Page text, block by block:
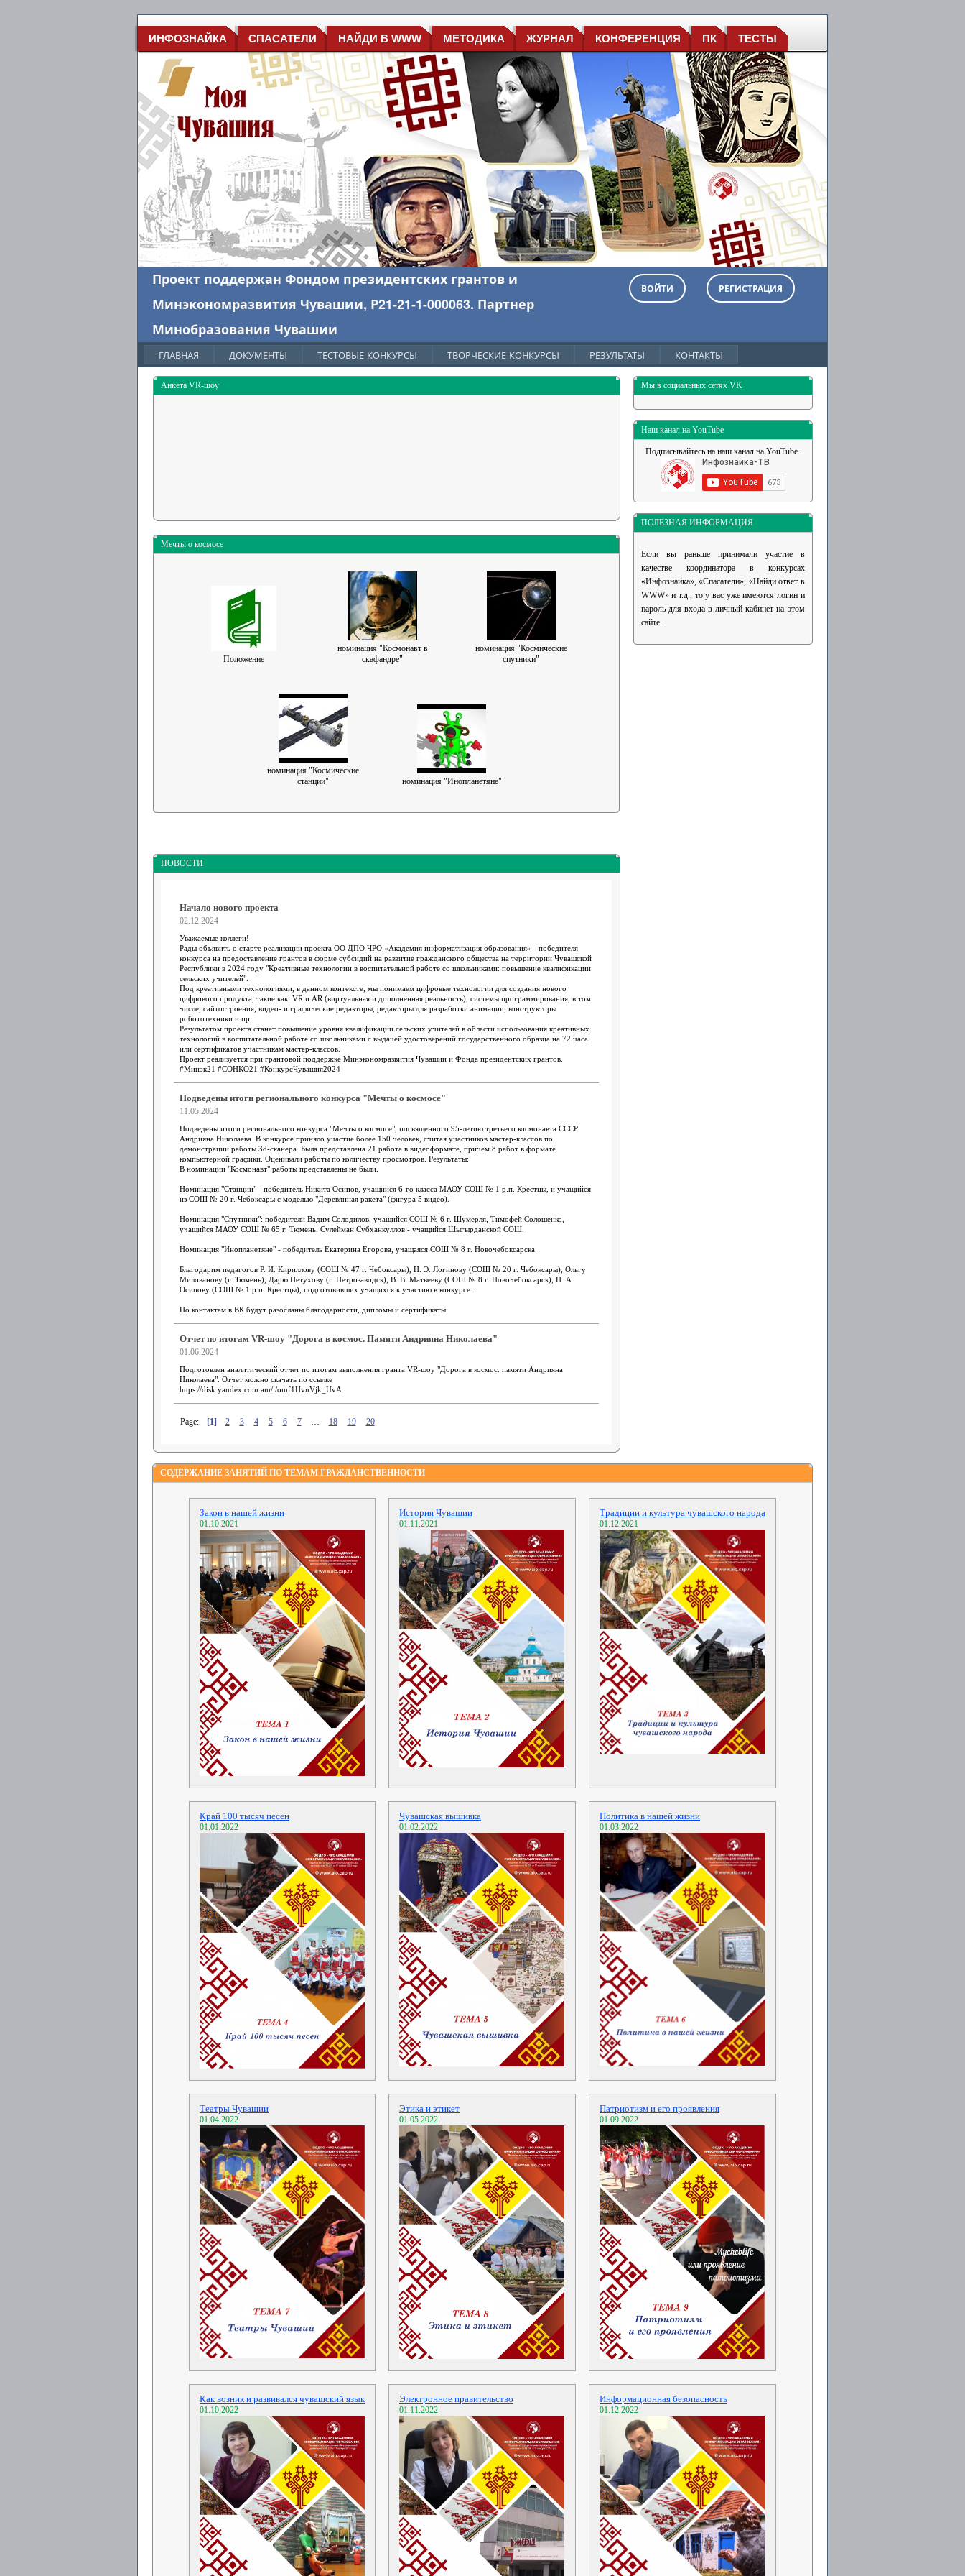
ИНФОЗНАЙКА СПАСАТЕЛИ НАЙДИ В WWW МЕТОДИКА ЖУРНАЛ КОНФЕРЕНЦИЯ ПК ТЕСТЫ
Проект поддержан Фондом президентских грантов и
Минэкономразвития Чувашии, Р21-21-1-000063. Партнер
Минобразования Чувашии
ВОЙТИ РЕГИСТРАЦИЯ
ГЛАВНАЯ ДОКУМЕНТЫ ТЕСТОВЫЕ КОНКУРСЫ ТВОРЧЕСКИЕ КОНКУРСЫ РЕЗУЛЬТАТЫ КОНТАКТЫ
Анкета VR-шоу
Мечты о космосе
Положение
номинация "Космонавт в
скафандре"
номинация "Космические
спутники"
номинация "Космические
станции"
номинация "Инопланетяне"
НОВОСТИ
Начало нового проекта
02.12.2024
Уважаемые коллеги!
Рады объявить о старте реализации проекта ОО ДПО ЧРО «Академия информатизация образования» - победителя
конкурса на предоставление грантов в форме субсидий на развитие гражданского общества на территории Чувашской
Республики в 2024 году "Креативные технологии в воспитательной работе со школьниками: повышение квалификации
сельских учителей".
Под креативными технологиями, в данном контексте, мы понимаем цифровые технологии для создания нового
цифрового продукта, такие как: VR и AR (виртуальная и дополненная реальность), системы программирования, в том
числе, сайтостроения, видео- и графические редакторы, редакторы для разработки анимации, конструкторы
робототехники и пр.
Результатом проекта станет повышение уровня квалификации сельских учителей в области использования креативных
технологий в воспитательной работе со школьниками с выдачей удостоверений государственного образца на 72 часа
или сертификатов участникам мастер-классов.
Проект реализуется при грантовой поддержке Минэкономразвития Чувашии и Фонда президентских грантов.
#Минэк21 #СОНКО21 #КонкурсЧувашия2024
Подведены итоги регионального конкурса "Мечты о космосе"
11.05.2024
Подведены итоги регионального конкурса "Мечты о космосе", посвященного 95-летию третьего космонавта СССР
Андрияна Николаева. В конкурсе приняло участие более 150 человек, считая участников мастер-классов по
демонстрации работы 3d-сканера. Была представлена 21 работа в видеоформате, причем 8 работ в формате
компьютерной графики. Оценивали работы по количеству просмотров. Результаты:
В номинации "Космонавт" работы представлены не были.
Номинация "Станции" - победитель Никита Осипов, учащийся 6-го класса МАОУ СОШ № 1 р.п. Крестцы, и учащийся
из СОШ № 20 г. Чебоксары с моделью "Деревянная ракета" (фигура 5 видео).
Номинация "Спутники": победители Вадим Солодилов, учащийся СОШ № 6 г. Шумерля, Тимофей Солошенко,
учащийся МАОУ СОШ № 65 г. Тюмень, Сулейман Субханкуллов - учащийся Шыгырданской СОШ.
Номинация "Инопланетяне" - победитель Екатерина Егорова, учащаяся СОШ № 8 г. Новочебоксарска.
Благодарим педагогов Р. И. Кириллову (СОШ № 47 г. Чебоксары), Н. Э. Логинову (СОШ № 20 г. Чебоксары), Ольгу
Милованову (г. Тюмень), Дарю Петухову (г. Петрозаводск), В. В. Матвееву (СОШ № 8 г. Новочебоксарск), Н. А.
Осипову (СОШ № 1 р.п. Крестцы), подготовивших учащихся к участию в конкурсе.
По контактам в ВК будут разосланы благодарности, дипломы и сертификаты.
Отчет по итогам VR-шоу "Дорога в космос. Памяти Андрияна Николаева"
01.06.2024
Подготовлен аналитический отчет по итогам выполнения гранта VR-шоу "Дорога в космос. памяти Андрияна
Николаева". Отчет можно скачать по ссылке
https://disk.yandex.com.am/i/omf1HvnVjk_UvA
Page: [1] 2 3 4 5 6 7 … 18 19 20
Мы в социальных сетях VK
Наш канал на YouTube
Подписывайтесь на наш канал на YouTube.
ПОЛЕЗНАЯ ИНФОРМАЦИЯ
Если вы раньше принимали участие в
качестве координатора в конкурсах
«Инфознайка», «Спасатели», «Найди ответ в
WWW» и т.д., то у вас уже имеются логин и
пароль для входа в личный кабинет на этом
сайте.
СОДЕРЖАНИЕ ЗАНЯТИЙ ПО ТЕМАМ ГРАЖДАНСТВЕННОСТИ
Закон в нашей жизни
01.10.2021
История Чувашии
01.11.2021
Традиции и культура чувашского народа
01.12.2021
Край 100 тысяч песен
01.01.2022
Чувашская вышивка
01.02.2022
Политика в нашей жизни
01.03.2022
Театры Чувашии
01.04.2022
Этика и этикет
01.05.2022
Патриотизм и его проявления
01.09.2022
Как возник и развивался чувашский язык
01.10.2022
Электронное правительство
01.11.2022
Информационная безопасность
01.12.2022